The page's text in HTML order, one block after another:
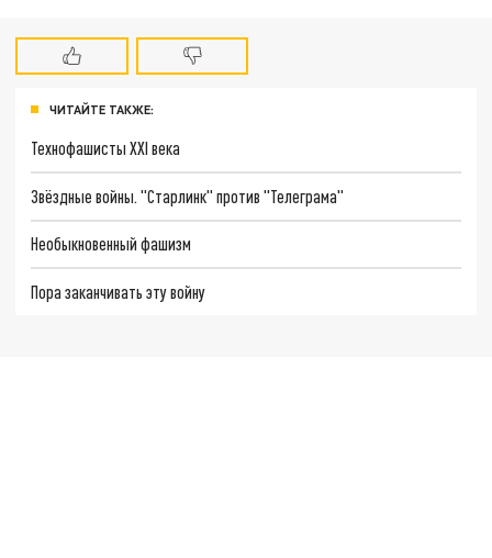
ЧИТАЙТЕ ТАКЖЕ:
Технофашисты XXI века
Звёздные войны. "Старлинк" против "Телеграма"
Необыкновенный фашизм
Пора заканчивать эту войну